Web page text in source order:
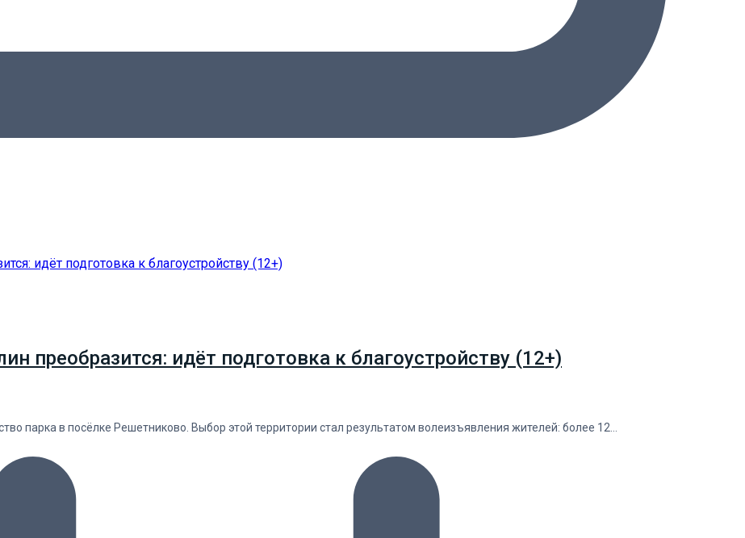
преобразится: идёт подготовка к благоустройству (12+)
парка в посёлке Решетниково. Выбор этой территории стал результатом волеизъявления жителей: более 12…